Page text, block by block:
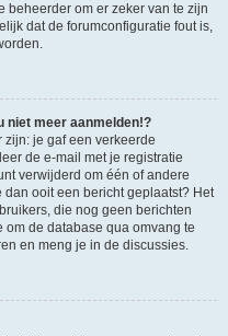
beheerder om er zeker van te zijn
dat de forumconfiguratie fout is,
niet meer aanmelden!?
je gaf een verkeerde
de e-mail met je registratie
verwijderd om één of andere
ooit een bericht geplaatst? Het
die nog geen berichten
de database qua omvang te
en meng je in de discussies.